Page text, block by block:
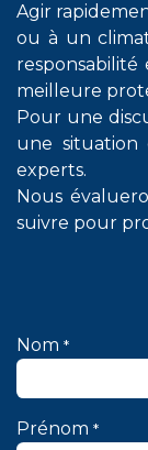
Agir
ou à un
meilleure
Pour une
une situation
experts.
Nous
suivre pour
Nom *
Prénom *